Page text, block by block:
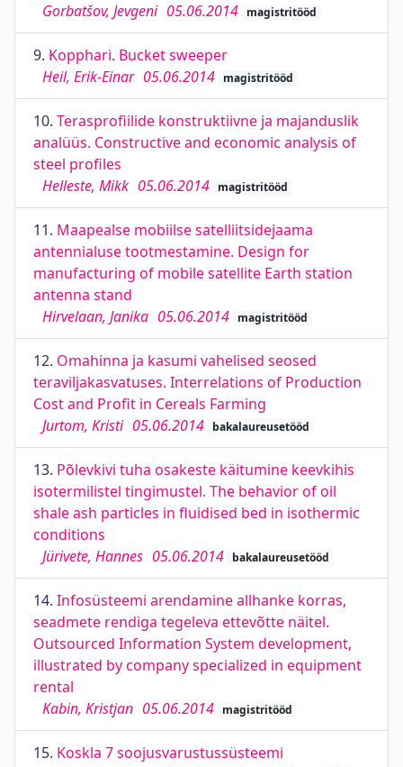
Gorbatšov, Jevgeni 05.06.2014 magistritööd
9. Kopphari. Bucket sweeper
Heil, Erik-Einar 05.06.2014 magistritööd
10. Terasprofiilide konstruktiivne ja majanduslik
analüüs. Constructive and economic analysis of
steel profiles
Helleste, Mikk 05.06.2014 magistritööd
11. Maapealse mobiilse satelliitsidejaama
antennialuse tootmestamine. Design for
manufacturing of mobile satellite Earth station
antenna stand
Hirvelaan, Janika 05.06.2014 magistritööd
12. Omahinna ja kasumi vahelised seosed
teraviljakasvatuses. Interrelations of Production
Cost and Profit in Cereals Farming
Jurtom, Kristi 05.06.2014 bakalaureusetööd
13. Põlevkivi tuha osakeste käitumine keevkihis
isotermilistel tingimustel. The behavior of oil
shale ash particles in fluidised bed in isothermic
conditions
Jürivete, Hannes 05.06.2014 bakalaureusetööd
14. Infosüsteemi arendamine allhanke korras,
seadmete rendiga tegeleva ettevõtte näitel.
Outsourced Information System development,
illustrated by company specialized in equipment
rental
Kabin, Kristjan 05.06.2014 magistritööd
15. Koskla 7 soojusvarustussüsteemi